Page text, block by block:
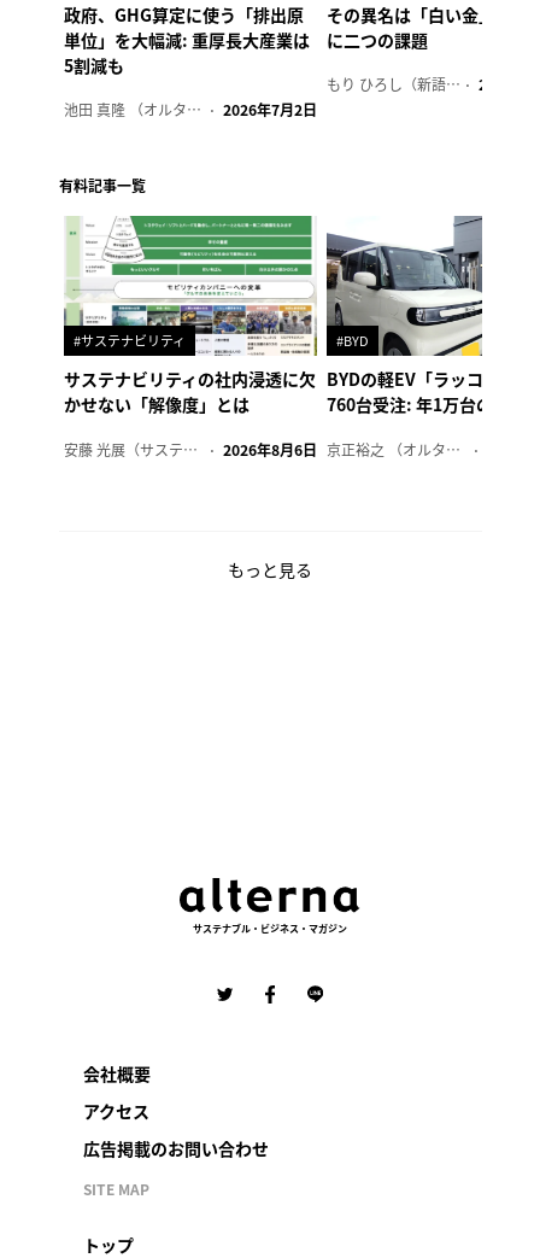
政府、GHG算定に使う「排出原
単位」を大幅減: 重厚長大産業は
5割減も
池田 真隆 （オルタナ輪番編集長） 2026年7月2日
その異名は「白い金」、リ
に二つの課題
もり ひろし（新語ウォッチャー） 2023年7
有料記事一覧
#サステナビリティ
サステナビリティの社内浸透に欠
かせない「解像度」とは
安藤 光展（サステナビリティ・コンサルタント） 2026年8月6日
#BYD
BYDの軽EV「ラッコ」、1
760台受注: 年1万台の販売
京正裕之 （オルタナ副編集長）
もっと見る
サステナブル・ビジネス・マガジン
会社概要
アクセス
広告掲載のお問い合わせ
SITE MAP
トップ